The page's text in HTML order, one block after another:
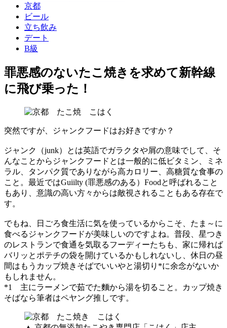
京都
ビール
立ち飲み
デート
B級
罪悪感のないたこ焼きを求めて新幹線
に飛び乗った！
突然ですが、ジャンクフードはお好きですか？
ジャンク（junk）とは英語でガラクタや屑の意味でして、そ
んなことからジャンクフードとは一般的に低ビタミン、ミネ
ラル、タンパク質でありながら高カロリー、高糖質な食事の
こと。最近ではGuiilty (罪悪感のある）Foodと呼ばれること
もあり、意識の高い方々からは敵視されることもある存在で
す。
でもね、日ごろ食生活に気を使っているからこそ、たま～に
食べるジャンクフードが美味しいのですよね。普段、星つき
のレストランで食通を気取るフーディーたちも、家に帰れば
バリッとポテチの袋を開けているかもしれないし、休日の昼
間はもうカップ焼きそばでいいやと湯切り*に余念がないか
もしれません。
*1 主にラーメンで茹でた麵から湯を切ること。カップ焼き
そばなら筆者はペヤング推しです。